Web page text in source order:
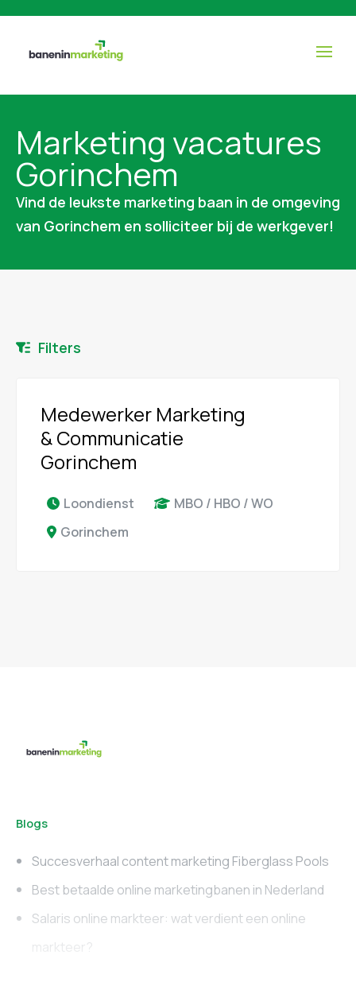
Marketing vacatures
Gorinchem
Vind de leukste marketing baan in de omgeving
van Gorinchem en solliciteer bij de werkgever!
Filters
Medewerker Marketing
& Communicatie
Gorinchem
Loondienst
MBO / HBO / WO
Gorinchem
Blogs
Succesverhaal content marketing Fiberglass Pools
Best betaalde online marketingbanen in Nederland
Salaris online markteer: wat verdient een online
markteer?